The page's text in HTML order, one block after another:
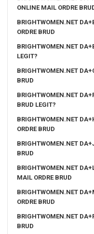
ONLINE MAIL ORDRE
BRIGHTWOMEN.NET
ORDRE BRUD
BRIGHTWOMEN.NET
LEGIT?
BRIGHTWOMEN.NET
BRUD
BRIGHTWOMEN.NET
BRUD LEGIT?
BRIGHTWOMEN.NET
ORDRE BRUD
BRIGHTWOMEN.NET
BRUD
BRIGHTWOMEN.NET
MAIL ORDRE BRUD
BRIGHTWOMEN.NET
ORDRE BRUD
BRIGHTWOMEN.NET
BRUD